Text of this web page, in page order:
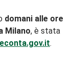
domani alle ore
Milano, è stata
.